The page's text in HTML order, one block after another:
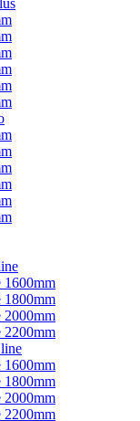
1600mm
1800mm
2000mm
2200mm
1600mm
1800mm
2000mm
2200mm